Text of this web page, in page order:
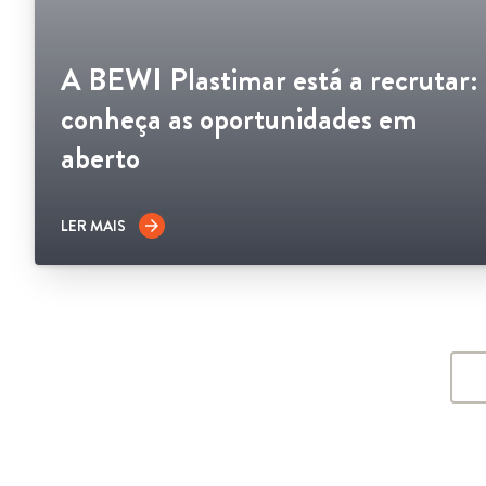
A BEWI Plastimar está a recrutar:
conheça as oportunidades em
aberto
LER MAIS arrow_forward